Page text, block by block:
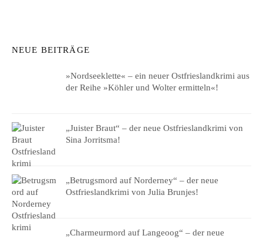
NEUE BEITRÄGE
»Nordseeklette« – ein neuer Ostfrieslandkrimi aus
der Reihe »Köhler und Wolter ermitteln«!
„Juister Braut“ – der neue Ostfrieslandkrimi von
Sina Jorritsma!
„Betrugsmord auf Norderney“ – der neue
Ostfrieslandkrimi von Julia Brunjes!
„Charmeurmord auf Langeoog“ – der neue